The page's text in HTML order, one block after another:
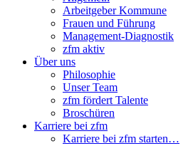
Arbeitgeber Kommune
Frauen und Führung
Management-Diagnostik
zfm aktiv
Über uns
Philosophie
Unser Team
zfm fördert Talente
Broschüren
Karriere bei zfm
Karriere bei zfm starten…